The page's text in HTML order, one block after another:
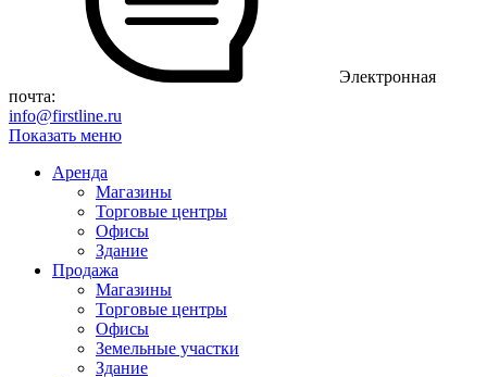
Электронная
почта:
info@firstline.ru
Показать меню
Аренда
Магазины
Торговые центры
Офисы
Здание
Продажа
Магазины
Торговые центры
Офисы
Земельные участки
Здание